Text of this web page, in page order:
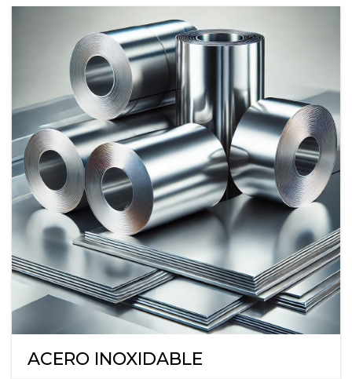
ACERO INOXIDABLE